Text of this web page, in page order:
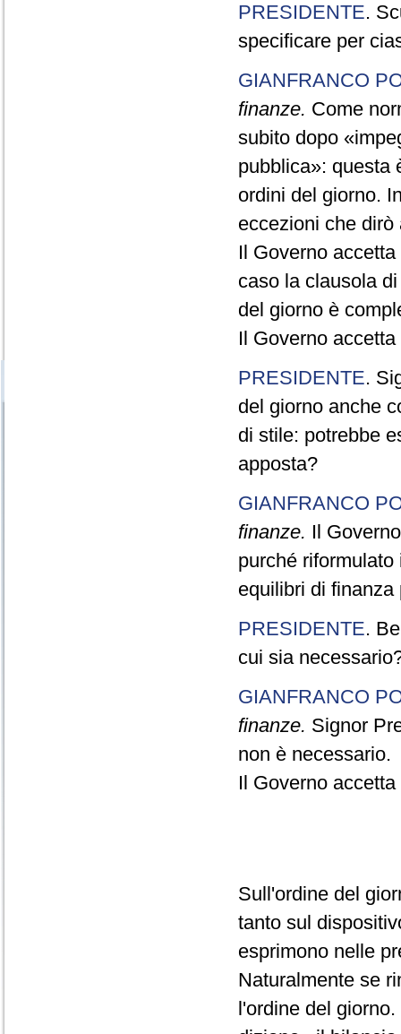
PRESIDENTE.
specificare per
GIANFRANCO
finanze. Come
subito dopo
pubblica»: questa
ordini del giorno.
eccezioni che
Il Governo
caso la clausola
del giorno è
Il Governo
PRESIDENTE.
del giorno anche
di stile: potrebbe
apposta?
GIANFRANCO
finanze. Il
purché
equilibri di finanza
PRESIDENTE.
cui sia
GIANFRANCO
finanze. Signor
non è necessario.
Il Governo
Sull'ordine del
tanto sul
esprimono nelle
Naturalmente se
l'ordine del